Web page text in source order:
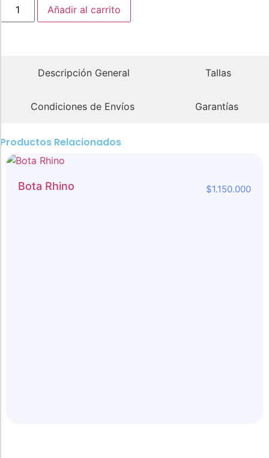
Añadir al carrito
Descripción General Tallas
Condiciones de Envíos Garantías
Productos Relacionados
Bota Rhino $1.150.000